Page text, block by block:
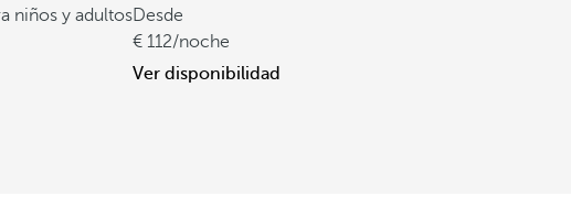
niños y adultosDesde
112/noche
Ver disponibilidad